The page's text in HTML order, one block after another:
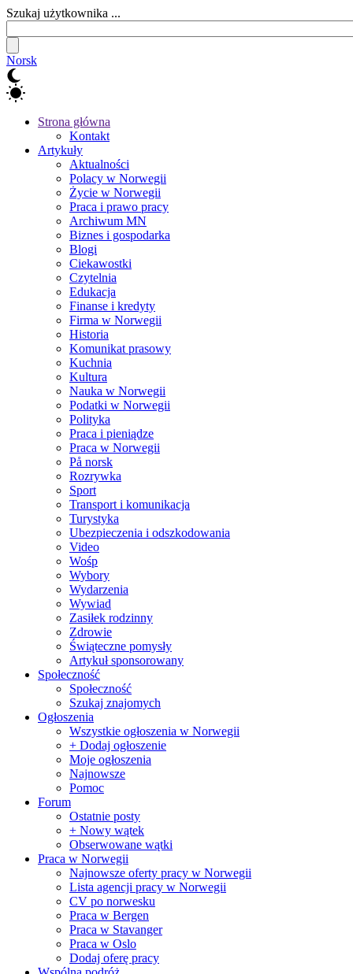
Szukaj użytkownika ...
Norsk
Strona główna
Kontakt
Artykuły
Aktualności
Polacy w Norwegii
Życie w Norwegii
Praca i prawo pracy
Archiwum MN
Biznes i gospodarka
Blogi
Ciekawostki
Czytelnia
Edukacja
Finanse i kredyty
Firma w Norwegii
Historia
Komunikat prasowy
Kuchnia
Kultura
Nauka w Norwegii
Podatki w Norwegii
Polityka
Praca i pieniądze
Praca w Norwegii
På norsk
Rozrywka
Sport
Transport i komunikacja
Turystyka
Ubezpieczenia i odszkodowania
Video
Wośp
Wybory
Wydarzenia
Wywiad
Zasiłek rodzinny
Zdrowie
Świąteczne pomysły
Artykuł sponsorowany
Społeczność
Społeczność
Szukaj znajomych
Ogłoszenia
Wszystkie ogłoszenia w Norwegii
+ Dodaj ogłoszenie
Moje ogłoszenia
Najnowsze
Pomoc
Forum
Ostatnie posty
+ Nowy wątek
Obserwowane wątki
Praca w Norwegii
Najnowsze oferty pracy w Norwegii
Lista agencji pracy w Norwegii
CV po norwesku
Praca w Bergen
Praca w Stavanger
Praca w Oslo
Dodaj oferę pracy